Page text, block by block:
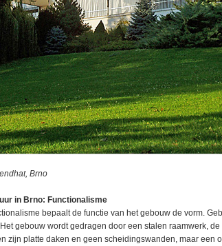
Brno
in Brno: Functionalisme
bepaalt de functie van het gebouw de vorm.
gebouw wordt gedragen door een stalen raamwerk,
zijn platte daken en geen scheidingswanden, maar een